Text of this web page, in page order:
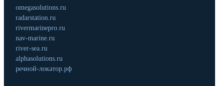
omegasolutions.ru
radarstation.ru
rivermarinepro.ru
nav-marine.ru
river-sea.ru
alphasolutions.ru
речной-локатор.рф